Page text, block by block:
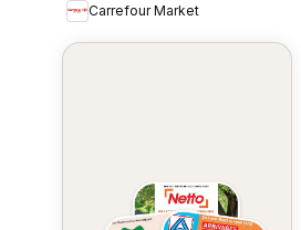
Carrefour Market